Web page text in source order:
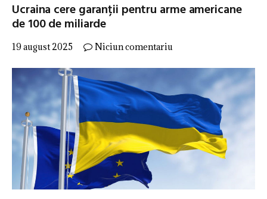
Ucraina cere garanții pentru arme americane
de 100 de miliarde
19 august 2025 Niciun comentariu